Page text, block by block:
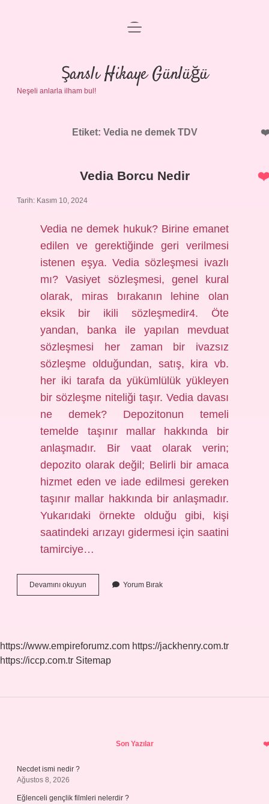
Anasayfa
Gizlilik Politikası
menüyü
Şanslı Hikaye Günlüğü
Neşeli anlarla ilham bul!
Etiket: Vedia ne demek TDV
Vedia Borcu Nedir
Tarih: Kasım 10, 2024
Vedia ne demek hukuk? Birine emanet
edilen ve gerektiğinde geri verilmesi
istenen eşya. Vedia sözleşmesi ivazlı
mı? Vasiyet sözleşmesi, genel kural
olarak, miras bırakanın lehine olan
eksik bir ikili sözleşmedir4. Öte
yandan, banka ile yapılan mevduat
sözleşmesi her zaman bir ivazsız
sözleşme olduğundan, satış, kira vb.
her iki tarafa da yükümlülük yükleyen
bir sözleşme niteliği taşır. Vedia davası
ne demek? Depozitonun temeli
temelde taşınır mallar hakkında bir
anlaşmadır. Bir vaat olarak verin;
depozito olarak değil; Belirli bir amaca
hizmet eden ve iade edilmesi gereken
taşınır mallar hakkında bir anlaşmadır.
Yukarıdaki örnekte olduğu gibi, kişi
saatindeki arızayı gidermesi için saatini
tamirciye…
Devamını okuyun
Borcu
Yorum Bırak
https://www.empireforumz.com https://jackhenry.com.tr
https://iccp.com.tr Sitemap
Son Yazılar
Necdet ismi nedir ?
Ağustos 8, 2026
Eğlenceli gençlik filmleri nelerdir ?